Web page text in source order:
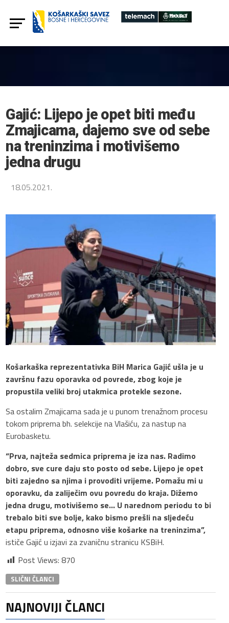
Gajić: Lijepo je opet biti među
Zmajicama, dajemo sve od sebe
na treninzima i motivišemo
jedna drugu
18.05.2021.
Košarkaška reprezentativka BiH Marica Gajić ušla je u
završnu fazu oporavka od povrede, zbog koje je
propustila veliki broj utakmica protekle sezone.
Sa ostalim Zmajicama sada je u punom trenažnom procesu
tokom priprema bh. selekcije na Vlašiću, za nastup na
Eurobasketu.
“Prva, najteža sedmica priprema je iza nas. Radimo
dobro, sve cure daju sto posto od sebe. Lijepo je opet
biti zajedno sa njima i provoditi vrijeme. Pomažu mi u
oporavku, da zaliječim ovu povredu do kraja. Dižemo
jedna drugu, motivišemo se… U narednom periodu to bi
trebalo biti sve bolje, kako bismo prešli na sljedeću
etapu priprema, odnosno više košarke na treninzima”,
ističe Gajić u izjavi za zvaničnu stranicu KSBiH.
Post Views: 870
SLIČNI ČLANCI
NAJNOVIJI ČLANCI